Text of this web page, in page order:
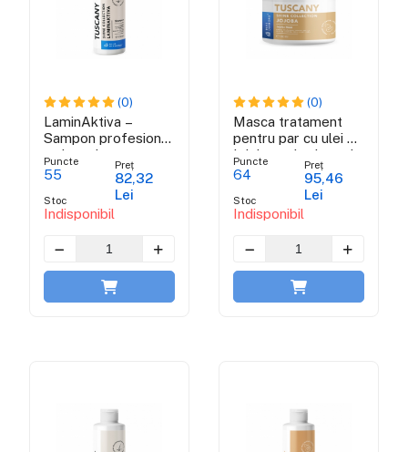
(0)
LaminAktiva –
Sampon profesional
cu keratina -
Tuscany Shine
Puncte
55
Stoc
Indisponibil
Preț
82,32
Lei
(0)
Masca tratament
pentru par cu ulei de
jojoba, soia si unt de
shea - Tuscany
Shine Collection
Puncte
64
Stoc
Indisponibil
Preț
95,46
Lei